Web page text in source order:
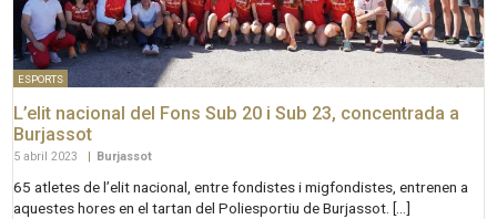
ESPORTS
L’elit nacional del Fons Sub 20 i Sub 23, concentrada a
Burjassot
5 abril 2023 Burjassot
65 atletes de l’elit nacional, entre fondistes i migfondistes, entrenen a
aquestes hores en el tartan del Poliesportiu de Burjassot. […]